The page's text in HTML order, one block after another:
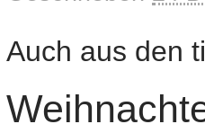
Auch aus den